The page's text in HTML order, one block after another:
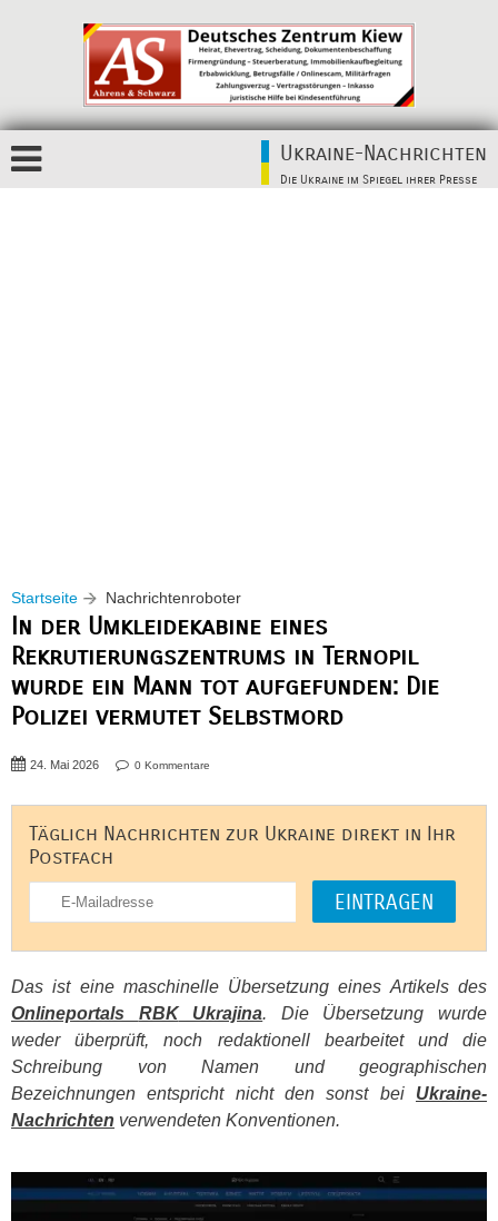
Ukraine-Nachrichten
Die Ukraine im Spiegel ihrer Presse
Startseite Nachrichtenroboter
In der Umkleidekabine eines
Rekrutierungszentrums in Ternopil
wurde ein Mann tot aufgefunden: Die
Polizei vermutet Selbstmord
24. Mai 2026 0 Kommentare
Täglich Nachrichten zur Ukraine direkt in Ihr
Postfach
Das ist eine maschinelle Übersetzung eines Artikels des
Onlineportals RBKUkrajina. Die Übersetzung wurde
weder überprüft, noch redaktionell bearbeitet und die
Schreibung von Namen und geographischen
Bezeichnungen entspricht nicht den sonst bei Ukraine-
Nachrichten verwendeten Konventionen.